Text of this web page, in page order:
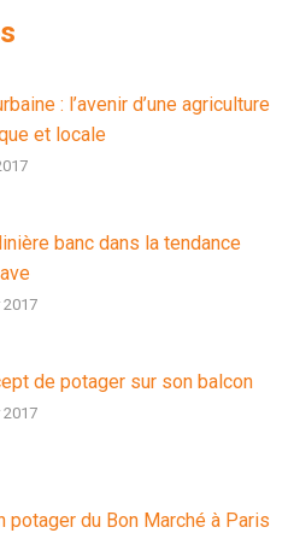
: l’avenir d’une agriculture
et locale
banc dans la tendance
2017
de potager sur son balcon
2017
potager du Bon Marché à Paris